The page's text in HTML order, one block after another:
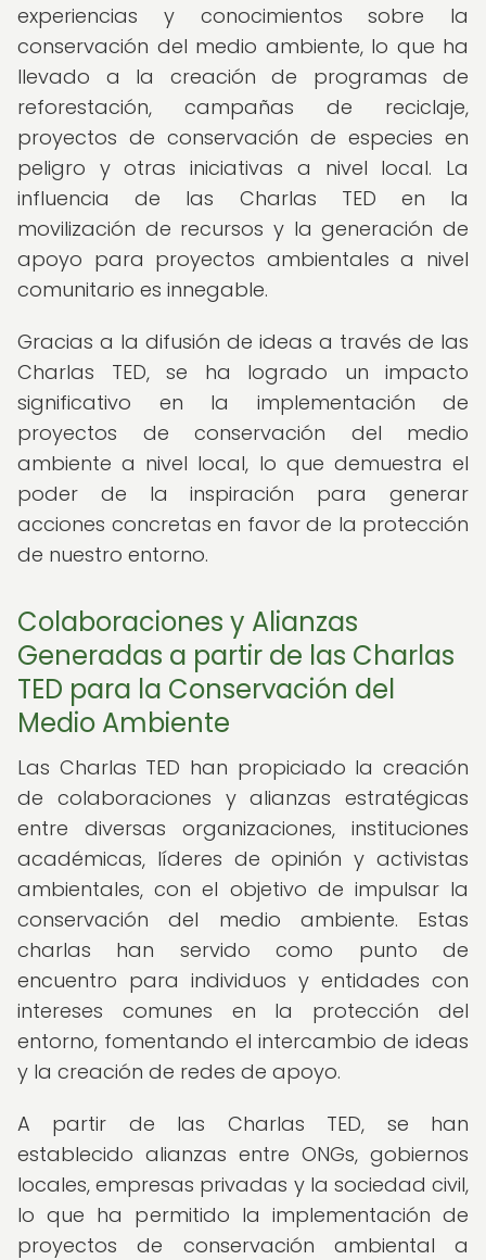
experiencias y conocimientos sobre la
conservación del medio ambiente, lo que ha
llevado a la creación de programas de
reforestación, campañas de reciclaje,
proyectos de conservación de especies en
peligro y otras iniciativas a nivel local. La
influencia de las Charlas TED en la
movilización de recursos y la generación de
apoyo para proyectos ambientales a nivel
comunitario es innegable.
Gracias a la difusión de ideas a través de las
Charlas TED, se ha logrado un impacto
significativo en la implementación de
proyectos de conservación del medio
ambiente a nivel local, lo que demuestra el
poder de la inspiración para generar
acciones concretas en favor de la protección
de nuestro entorno.
Colaboraciones y Alianzas
Generadas a partir de las Charlas
TED para la Conservación del
Medio Ambiente
Las Charlas TED han propiciado la creación
de colaboraciones y alianzas estratégicas
entre diversas organizaciones, instituciones
académicas, líderes de opinión y activistas
ambientales, con el objetivo de impulsar la
conservación del medio ambiente. Estas
charlas han servido como punto de
encuentro para individuos y entidades con
intereses comunes en la protección del
entorno, fomentando el intercambio de ideas
y la creación de redes de apoyo.
A partir de las Charlas TED, se han
establecido alianzas entre ONGs, gobiernos
locales, empresas privadas y la sociedad civil,
lo que ha permitido la implementación de
proyectos de conservación ambiental a